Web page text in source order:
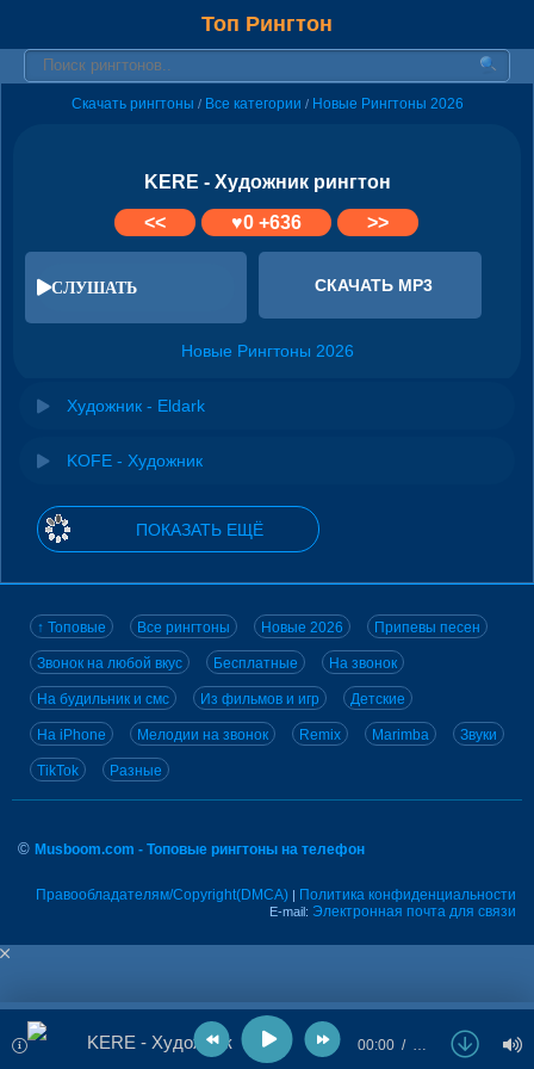
Топ Рингтон
Скачать рингтоны / Все категории / Новые Рингтоны 2026
KERE - Художник рингтон
<<
♥0+636 >>
СЛУШАТЬ СКАЧАТЬ MP3
Новые Рингтоны 2026
Художник - Eldark
KOFE - Художник
ПОКАЗАТЬ ЕЩЁ
↑ Топовые Все рингтоны Новые 2026 Припевы песен
Звонок на любой вкус Бесплатные На звонок
На будильник и смс Из фильмов и игр Детские
На iPhone Мелодии на звонок Remix Marimba Звуки
TikTok Разные
© Musboom.com - Топовые рингтоны на телефон
Правообладателям/Copyright(DMCA) | Политика конфиденциальности
E-mail: Электронная почта для связи
KERE - Художник 00:00 …